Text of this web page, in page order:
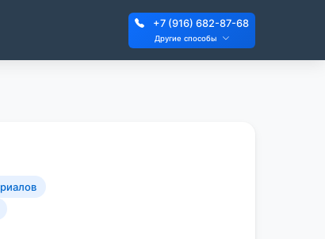
+7 (916) 682-87-68
Другие способы